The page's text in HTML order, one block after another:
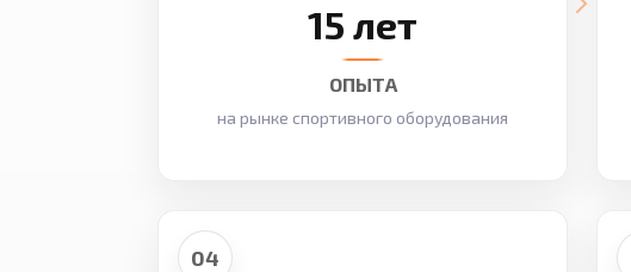
15 лет
ОПЫТА
на рынке спортивного оборудования
04